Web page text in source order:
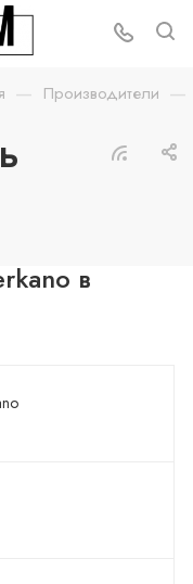
— Производители —
в